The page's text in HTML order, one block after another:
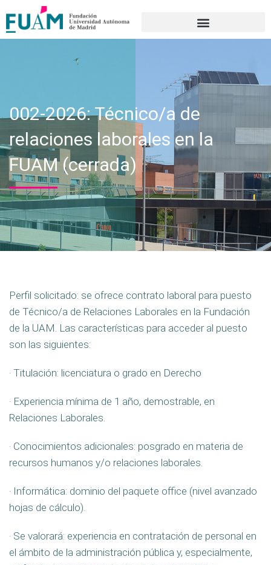
002-2026: Técnico/a de
relaciones laborales en la
FUAM (cerrada)
Perfil solicitado: se ofrece contrato laboral para puesto
de Técnico/a de Relaciones Laborales en la Fundación
de la UAM. Las características para acceder al puesto
son las siguientes:
· Titulación: licenciatura o grado en Derecho
· Experiencia mínima de 1 año, demostrable, en
Relaciones Laborales.
· Conocimientos adicionales: posgrado en materia de
recursos humanos y/o relaciones laborales.
· Informática: dominio del paquete office (nivel avanzado
hojas de cálculo).
· Se valorará: experiencia en contratación de personal en
el ámbito de la administración pública y, especialmente,